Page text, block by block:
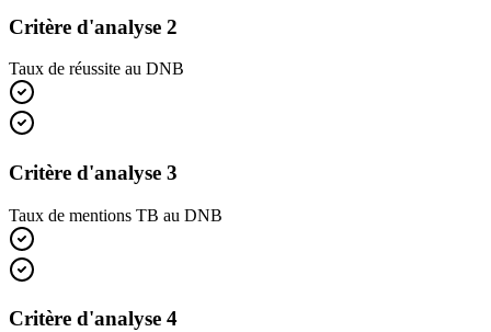
Critère d'analyse 2
Taux de réussite au DNB
Critère d'analyse 3
Taux de mentions TB au DNB
Critère d'analyse 4